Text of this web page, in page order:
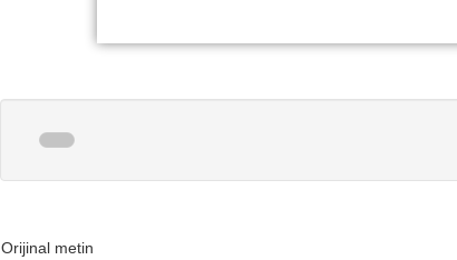
Orijinal metin